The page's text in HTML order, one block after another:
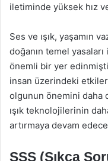
iletiminde yüksek hız
Ses ve ışık, yaşamın
doğanın temel
önemli bir yer
insan üzerindeki
olgunun önemini daha
ışık teknolojilerinin
artırmaya devam
SSS (Sıkça